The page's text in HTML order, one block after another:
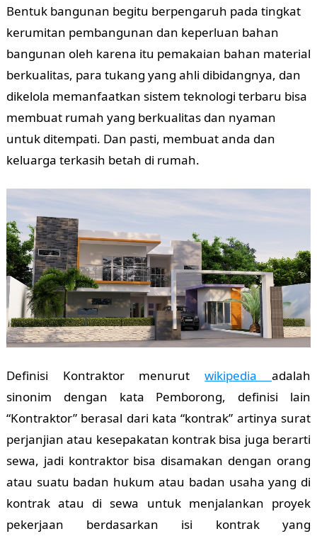
Bentuk bangunan begitu berpengaruh pada tingkat
kerumitan pembangunan dan keperluan bahan
bangunan oleh karena itu pemakaian bahan material
berkualitas, para tukang yang ahli dibidangnya, dan
dikelola memanfaatkan sistem teknologi terbaru bisa
membuat rumah yang berkualitas dan nyaman
untuk ditempati. Dan pasti, membuat anda dan
keluarga terkasih betah di rumah.
Definisi Kontraktor menurutwikipediaadalah
sinonim dengan kata Pemborong, definisi lain
“Kontraktor” berasal dari kata “kontrak” artinya surat
perjanjian atau kesepakatan kontrak bisa juga berarti
sewa, jadi kontraktor bisa disamakan dengan orang
atau suatu badan hukum atau badan usaha yang di
kontrak atau di sewa untuk menjalankan proyek
pekerjaan berdasarkan isi kontrak yang